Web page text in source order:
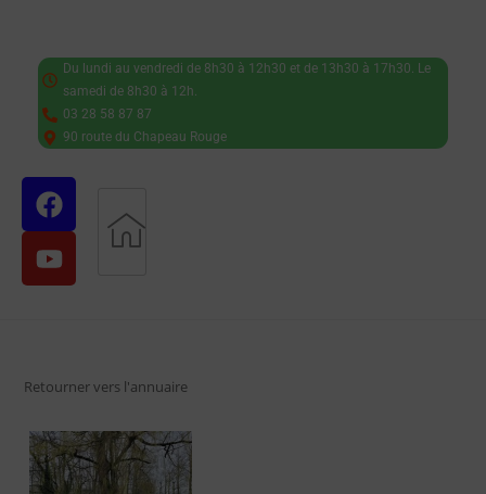
Du lundi au vendredi de 8h30 à 12h30 et de 13h30 à 17h30. Le
samedi de 8h30 à 12h.
03 28 58 87 87
90 route du Chapeau Rouge
Retourner vers l'annuaire